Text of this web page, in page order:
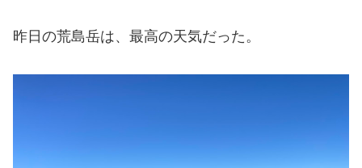
昨日の荒島岳は、最高の天気だった。